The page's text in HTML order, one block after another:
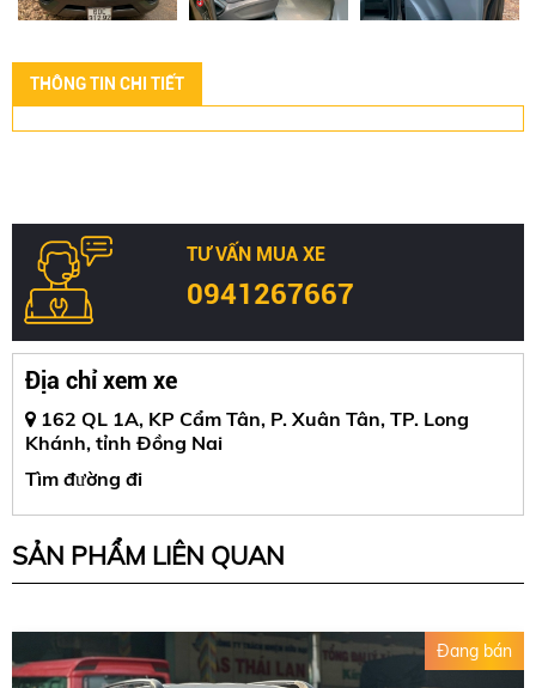
THÔNG TIN CHI TIẾT
TƯ VẤN MUA XE
0941267667
Địa chỉ xem xe
162 QL 1A, KP Cẩm Tân, P. Xuân Tân, TP. Long
Khánh, tỉnh Đồng Nai
Tìm đường đi
SẢN PHẨM LIÊN QUAN
Đang bán